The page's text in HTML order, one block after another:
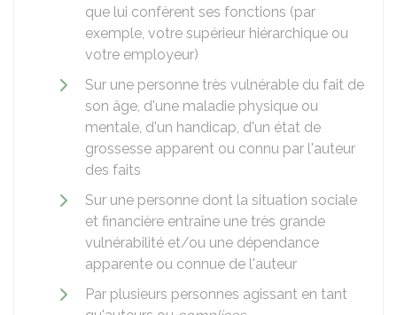
que lui confèrent ses fonctions (par
exemple, votre supérieur hiérarchique ou
votre employeur)
Sur une personne très vulnérable du fait de
son âge, d'une maladie physique ou
mentale, d'un handicap, d'un état de
grossesse apparent ou connu par l'auteur
des faits
Sur une personne dont la situation sociale
et financière entraîne une très grande
vulnérabilité et/ou une dépendance
apparente ou connue de l'auteur
Par plusieurs personnes agissant en tant